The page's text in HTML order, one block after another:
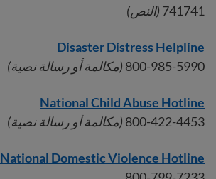
741741 (النص)
Disaster Distress Helpline
800-985-5990 (مكالمة أو رسالة نصية)
National Child Abuse Hotline
800-422-4453 (مكالمة أو رسالة نصية)
National Domestic Violence Hotline